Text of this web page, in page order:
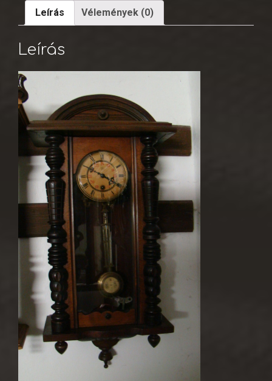
Leírás Vélemények (0)
Leírás